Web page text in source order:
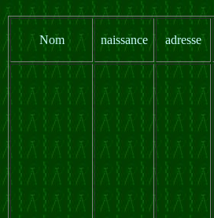
Nom naissance adresse